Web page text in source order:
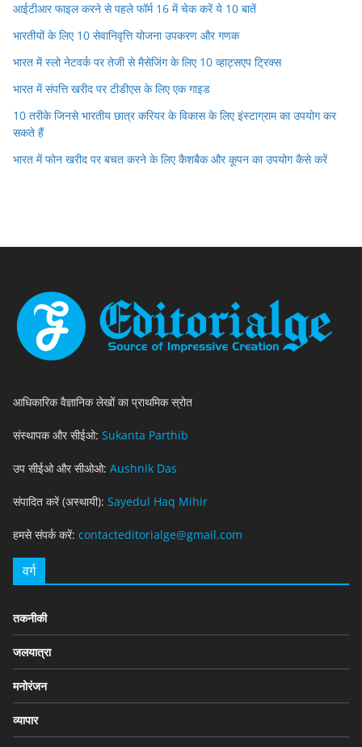
आईटीआर फाइल करने से पहले फॉर्म 16 में चेक करें ये 10 बातें
भारतीयों के लिए 10 सेवानिवृत्ति योजना उपकरण और गणक
भारत में स्लो नेटवर्क पर तेजी से मैसेजिंग के लिए 10 व्हाट्सएप ट्रिक्स
भारत में संपत्ति खरीद पर टीडीएस के लिए एक गाइड
10 तरीके जिनसे भारतीय छात्र करियर के विकास के लिए इंस्टाग्राम का उपयोग कर
सकते हैं
भारत में फोन खरीद पर बचत करने के लिए कैशबैक और कूपन का उपयोग कैसे करें
आधिकारिक वैज्ञानिक लेखों का प्राथमिक स्रोत
संस्थापक और सीईओ: Sukanta Parthib
उप सीईओ और सीओओ: Aushnik Das
संपादित करें (अस्थायी): Sayedul Haq Mihir
हमसे संपर्क करें: contacteditorialge@gmail.com
वर्ग
तकनीकी
जलयात्रा
मनोरंजन
व्यापार